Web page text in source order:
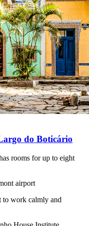
do Boticário
rooms for up to eight
airport
to work calmly and